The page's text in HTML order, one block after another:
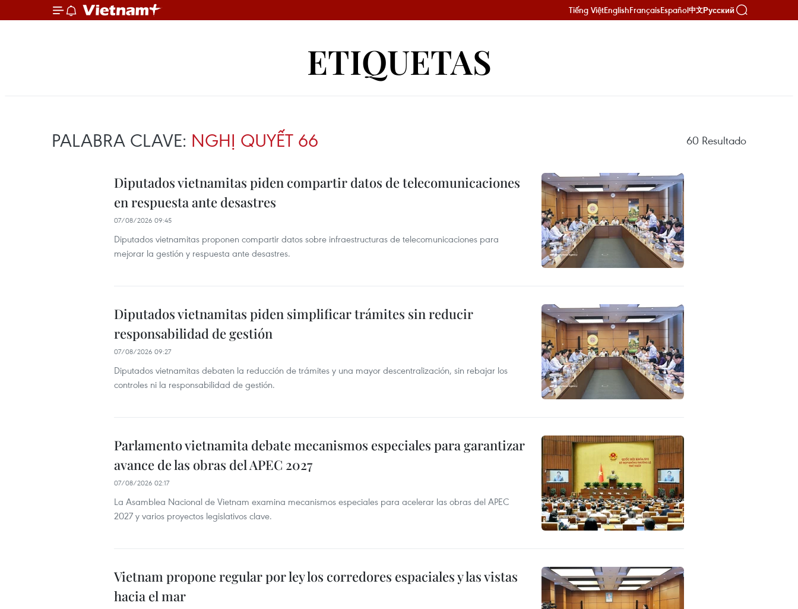
Tiếng ViệtEnglishFrançaisEspañol中文Русский
ETIQUETAS
PALABRA CLAVE: NGHỊ QUYẾT 66 60 Resultado
Diputados vietnamitas piden compartir datos de telecomunicaciones
en respuesta ante desastres
07/08/2026 09:45
Diputados vietnamitas proponen compartir datos sobre infraestructuras de telecomunicaciones para
mejorar la gestión y respuesta ante desastres.
Diputados vietnamitas piden simplificar trámites sin reducir
responsabilidad de gestión
07/08/2026 09:27
Diputados vietnamitas debaten la reducción de trámites y una mayor descentralización, sin rebajar los
controles ni la responsabilidad de gestión.
Parlamento vietnamita debate mecanismos especiales para garantizar
avance de las obras del APEC 2027
07/08/2026 02:17
La Asamblea Nacional de Vietnam examina mecanismos especiales para acelerar las obras del APEC
2027 y varios proyectos legislativos clave.
Vietnam propone regular por ley los corredores espaciales y las vistas
hacia el mar